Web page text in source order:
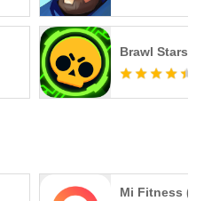
Brawl Stars
Mi Fitness